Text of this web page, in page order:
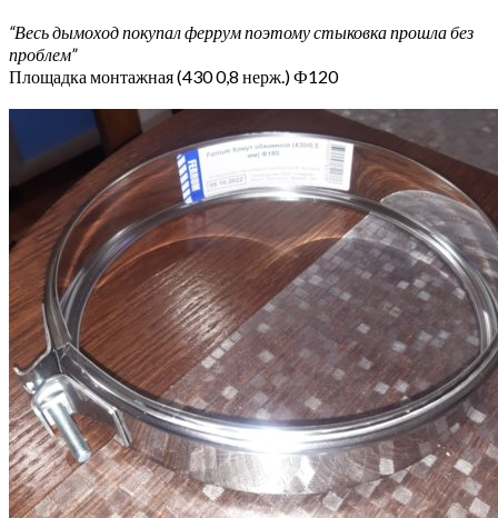
“Весь дымоход покупал феррум поэтому стыковка прошла без
проблем”
Площадка монтажная (430 0,8 нерж.) Ф120